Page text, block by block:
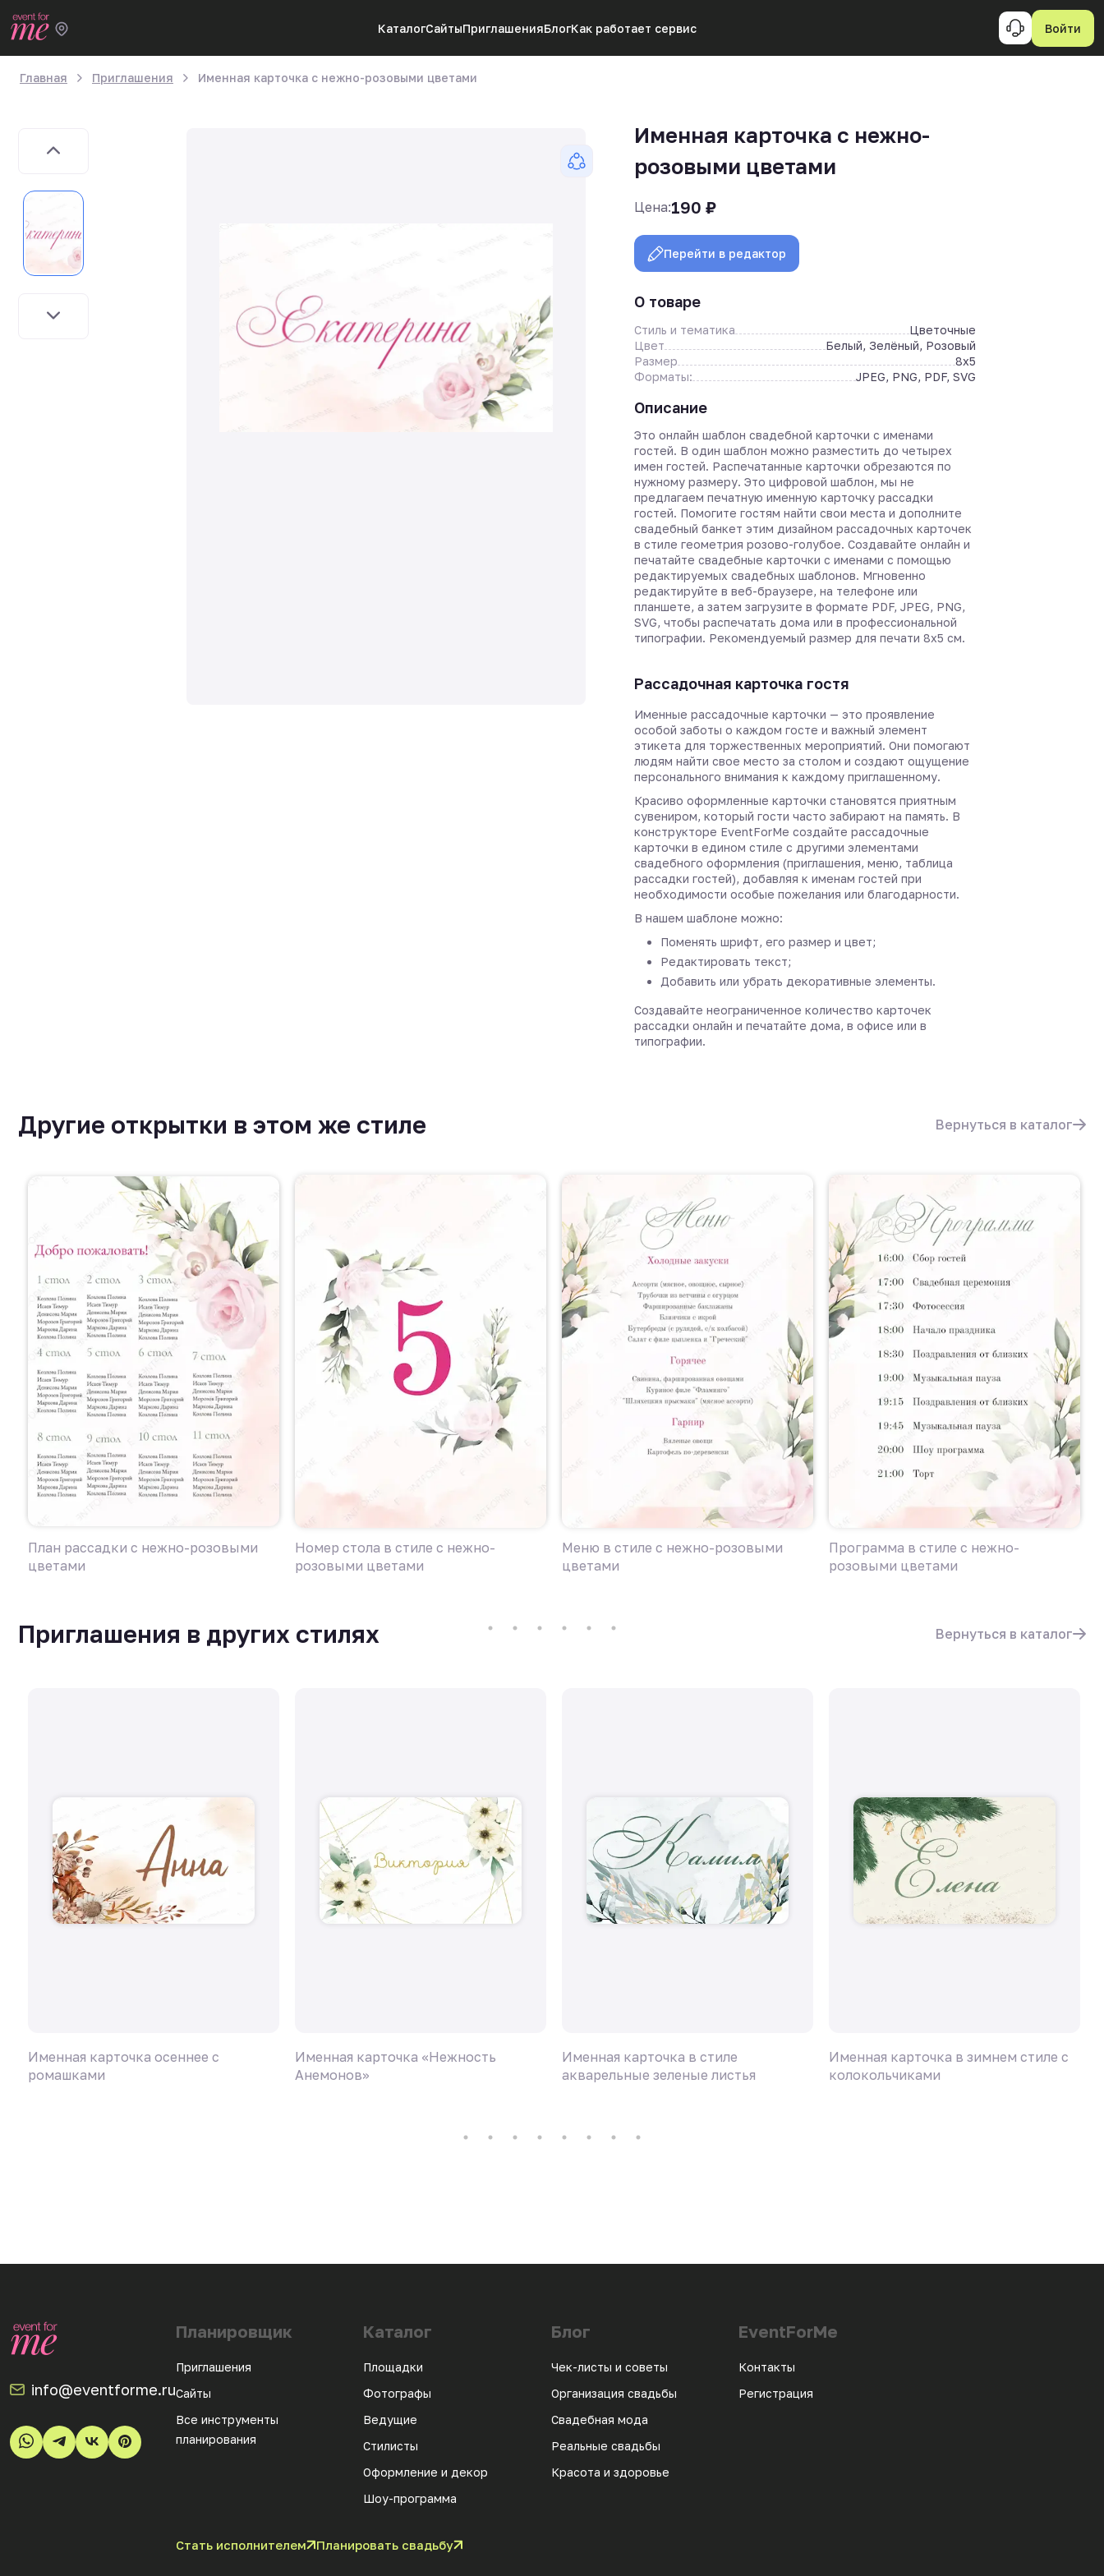
КаталогСайтыПриглашенияБлогКак работает сервис Войти
Главная Приглашения Именная карточка с нежно-розовыми цветами
Именная карточка с нежно-
розовыми цветами
Цена:190 ₽
Перейти в редактор
Описание
Это онлайн шаблон свадебной карточки с именами
гостей. В один шаблон можно разместить до четырех
имен гостей. Распечатанные карточки обрезаются по
нужному размеру. Это цифровой шаблон, мы не
предлагаем печатную именную карточку рассадки
гостей. Помогите гостям найти свои места и дополните
свадебный банкет этим дизайном рассадочных карточек
в стиле геометрия розово-голубое. Создавайте онлайн и
печатайте свадебные карточки с именами с помощью
редактируемых свадебных шаблонов. Мгновенно
редактируйте в веб-браузере, на телефоне или
планшете, а затем загрузите в формате PDF, JPEG, PNG,
SVG, чтобы распечатать дома или в профессиональной
типографии. Рекомендуемый размер для печати 8х5 см.
Рассадочная карточка гостя
Именные рассадочные карточки — это проявление
особой заботы о каждом госте и важный элемент
этикета для торжественных мероприятий. Они помогают
людям найти свое место за столом и создают ощущение
персонального внимания к каждому приглашенному.
Красиво оформленные карточки становятся приятным
сувениром, который гости часто забирают на память. В
конструкторе EventForMe создайте рассадочные
карточки в едином стиле с другими элементами
свадебного оформления (приглашения, меню, таблица
рассадки гостей), добавляя к именам гостей при
необходимости особые пожелания или благодарности.
В нашем шаблоне можно:
Поменять шрифт, его размер и цвет;
Редактировать текст;
Добавить или убрать декоративные элементы.
Создавайте неограниченное количество карточек
рассадки онлайн и печатайте дома, в офисе или в
типографии.
О товаре
Стиль и тематика
Цветочные
Цвет
Белый, Зелёный, Розовый
Размер
8x5
Форматы:
JPEG, PNG, PDF, SVG
Другие открытки в этом же стиле Вернуться в каталог
План рассадки с нежно-розовыми
цветами
Номер стола в стиле с нежно-
розовыми цветами
Меню в стиле с нежно-розовыми
цветами
Программа в стиле с нежно-
розовыми цветами
Приглашения в других стилях Вернуться в каталог
Именная карточка осеннее с
ромашками
Именная карточка «Нежность
Анемонов»
Именная карточка в стиле
акварельные зеленые листья
Именная карточка в зимнем стиле с
колокольчиками
info@eventforme.ru
Планировщик
Приглашения
Сайты
Все инструменты
планирования
Каталог
Площадки
Фотографы
Ведущие
Стилисты
Оформление и декор
Шоу-программа
Блог
Чек-листы и советы
Организация свадьбы
Свадебная мода
Реальные свадьбы
Красота и здоровье
EventForMe
Контакты
Регистрация
Стать исполнителем Планировать свадьбу